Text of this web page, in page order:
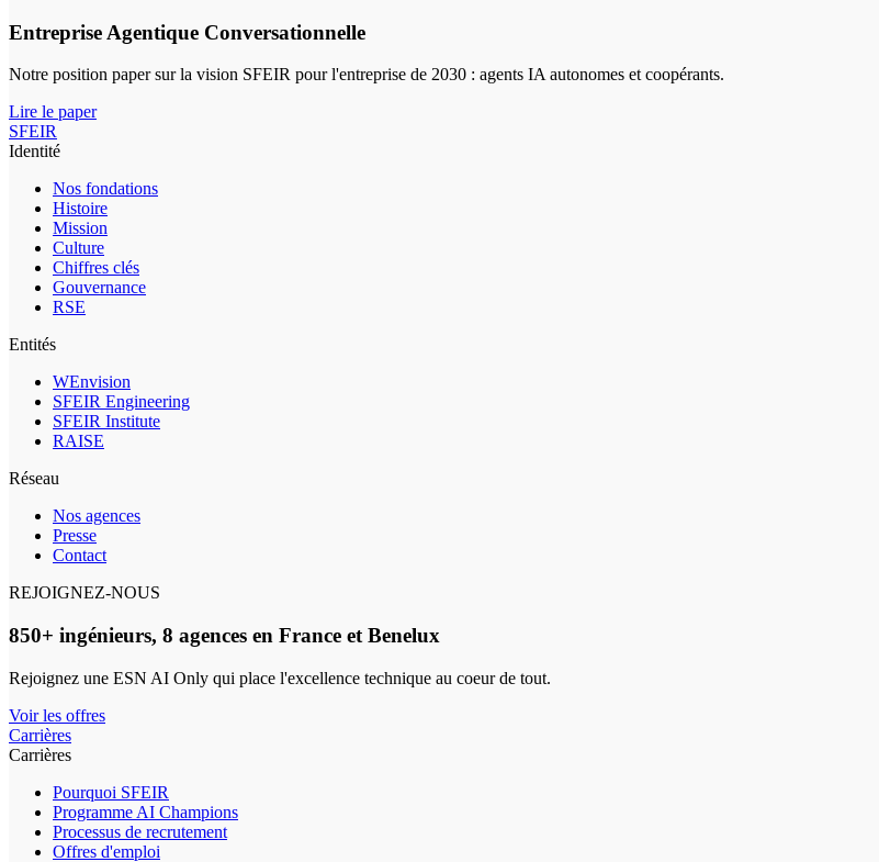
Entreprise Agentique Conversationnelle
Notre position paper sur la vision SFEIR pour l'entreprise de 2030 : agents IA autonomes et coopérants.
Lire le paper
SFEIR
Identité
Nos fondations
Histoire
Mission
Culture
Chiffres clés
Gouvernance
RSE
Entités
WEnvision
SFEIR Engineering
SFEIR Institute
RAISE
Réseau
Nos agences
Presse
Contact
REJOIGNEZ-NOUS
850+ ingénieurs, 8 agences en France et Benelux
Rejoignez une ESN AI Only qui place l'excellence technique au coeur de tout.
Voir les offres
Carrières
Carrières
Pourquoi SFEIR
Programme AI Champions
Processus de recrutement
Offres d'emploi